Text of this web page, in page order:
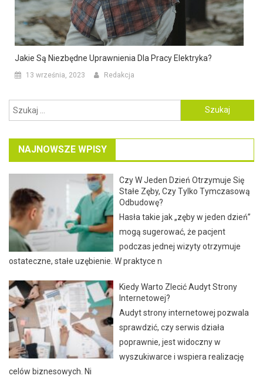
Jakie Są Niezbędne Uprawnienia Dla Pracy Elektryka?
13 września, 2023 Redakcja
Szukaj:
NAJNOWSZE WPISY
Czy W Jeden Dzień Otrzymuje Się
Stałe Zęby, Czy Tylko Tymczasową
Odbudowę?
Hasła takie jak „zęby w jeden dzień”
mogą sugerować, że pacjent
podczas jednej wizyty otrzymuje
ostateczne, stałe uzębienie. W praktyce n
Kiedy Warto Zlecić Audyt Strony
Internetowej?
Audyt strony internetowej pozwala
sprawdzić, czy serwis działa
poprawnie, jest widoczny w
wyszukiwarce i wspiera realizację
celów biznesowych. Ni